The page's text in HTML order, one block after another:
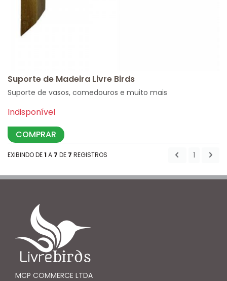
Suporte de Madeira Livre Birds
Suporte de vasos, comedouros e muito mais
Indisponível
COMPRAR
EXIBINDO DE1 A 7 DE 7 REGISTROS 1
MCP COMMERCE LTDA